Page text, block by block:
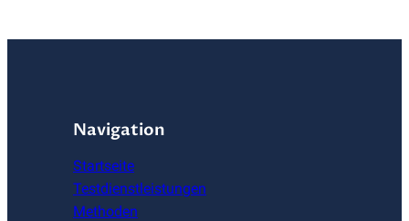
Navigation
Startseite
Testdienstleistungen
Methoden